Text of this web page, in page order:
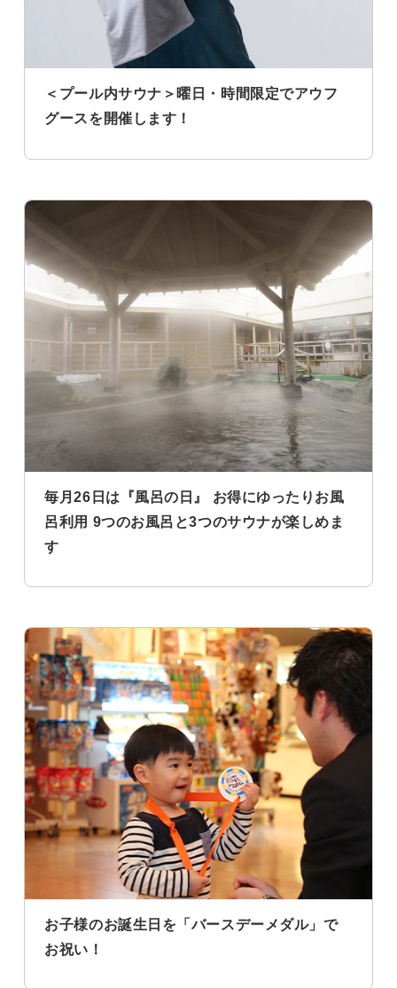
＜プール内サウナ＞曜日・時間限定でアウフ
グースを開催します！
毎月26日は『風呂の日』 お得にゆったりお風
呂利用 9つのお風呂と3つのサウナが楽しめま
す
お子様のお誕生日を「バースデーメダル」で
お祝い！